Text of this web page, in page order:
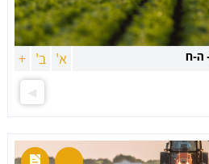
ה-ח א' ב' +